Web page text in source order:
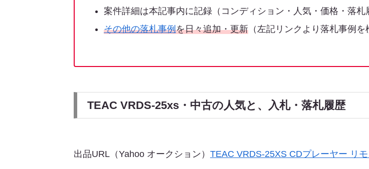
案件詳細は本記事内に記録（コンディション・人気・価格・落札
その他の落札事例を日々追加・更新（左記リンクより落札事例を
TEAC VRDS-25xs・中古の人気と、入札・落札履歴
出品URL（Yahoo オークション） TEAC VRDS-25XS CDプレーヤー リ